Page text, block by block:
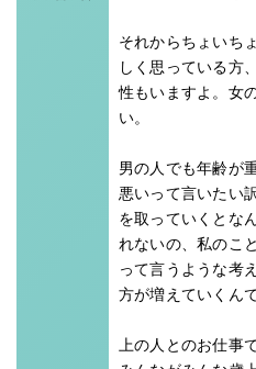
それからちょいち
しく思っている方
性もいますよ。女
い。
男の人でも年齢が
悪いって言いたい
を取っていくとな
れないの、私のこ
って言うような考
方が増えていくんで
上の人とのお仕事